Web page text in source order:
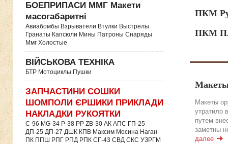
БОЕПРИПАСИ ММГ Макети
масогабаритні
Авиабомбы Взрыватели Втулки Выстрелы
Гранаты Капсюли Мины Патроны Снаряды
Ммг Холостые
ВІЙСЬКОВА ТЕХНІКА
БТР Мотоциклы Пушки
ЗАПЧАСТИНИ СОШКИ
ШОМПОЛИ ЄРШИКИ ПРИКЛАДИ
НАКЛАДКИ РУКОЯТКИ
C-96 MG-34 P-38 PP ZB-30 АК АПС ГП-25
ДП-25 ДП-27 ДШК КПВ Максим Мосина Наган
ПК ППШ РПГ РПД РПК СГ-43 СВД CКС УЗРГМ
ПКМ
ПКМ
Макеты
Макеты
утратило
путем
заметны
далее